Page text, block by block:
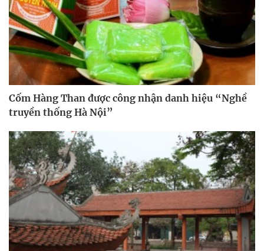
Cốm Hàng Than được công nhận danh hiệu “Nghề
truyền thống Hà Nội”